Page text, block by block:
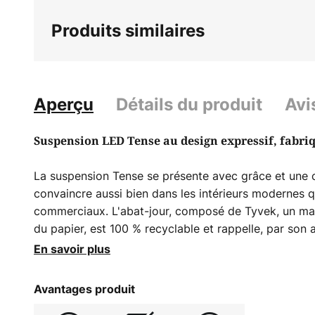
Produits similaires
Aperçu Détails du produit
Suspension LED Tense au design expressif,
La suspension Tense se présente avec grâce et
convaincre aussi bien dans les intérieurs modernes
commerciaux. L'abat-jour, composé de Tyvek, un
du papier, est 100 % recyclable et rappelle, par son
cotonneux. Cette construction innovante est mise
La suspension Tense est signée New Works, un
En savoir plus
Avantages produit